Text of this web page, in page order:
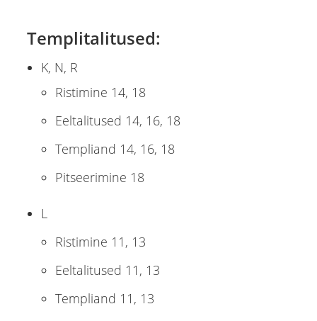
Templitalitused:
K, N, R
Ristimine 14, 18
Eeltalitused 14, 16, 18
Templiand 14, 16, 18
Pitseerimine 18
L
Ristimine 11, 13
Eeltalitused 11, 13
Templiand 11, 13